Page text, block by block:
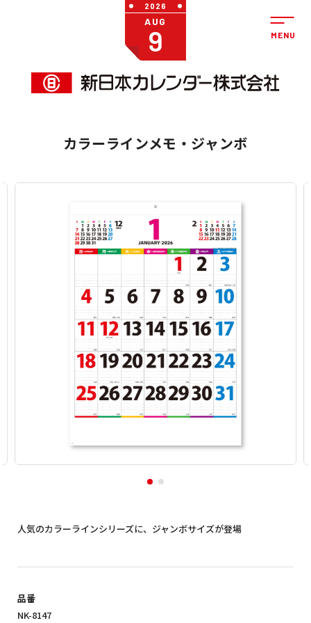
2026
AUG
9
カラーラインメモ・ジャンボ
人気のカラーラインシリーズに、ジャンボサイズが登場
品番
NK-8147